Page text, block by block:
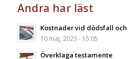
Andra har läst
Kostnader vid dödsfall och
10 maj, 2023 - 15:05
Överklaga testamente